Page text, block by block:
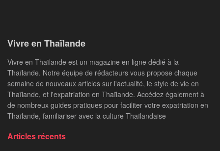
Vivre en Thaïlande
Vivre en Thaïlande est un magazine en ligne dédié à la
Thaïlande. Notre équipe de rédacteurs vous propose chaque
semaine de nouveaux articles sur l'actualité, le style de vie en
Thaïlande, et l'expatriation en Thaïlande. Accédez également à
de nombreux guides pratiques pour faciliter votre expatriation en
Thaïlande, familiariser avec la culture Thaïlandaise
Articles récents